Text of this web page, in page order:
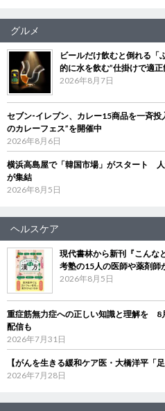
グルメ
ビールだけ飲むと倒れる
的に水を飲む”仕掛けで適
2026年8月7日
セブン‐イレブン、カレー15商品を一斉
のカレーフェス”を開催中
2026年8月6日
横浜高島屋で「韓国市場」がスタート
が集結
2026年8月5日
ヘルスケア
現代書林から新刊『こん
考塾の15人の医師や薬剤師
2026年8月5日
重症筋無力症への正しい知識と理解を 8
配信も
2026年7月31日
【がんを生きる緩和ケア医・大橋洋平「
2026年7月28日